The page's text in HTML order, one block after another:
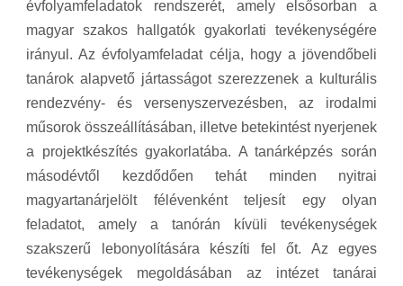
évfolyamfeladatok rendszerét, amely elsősorban a
magyar szakos hallgatók gyakorlati tevékenységére
irányul. Az évfolyamfeladat célja, hogy a jövendőbeli
tanárok alapvető jártasságot szerezzenek a kulturális
rendezvény- és versenyszervezésben, az irodalmi
műsorok összeállításában, illetve betekintést nyerjenek
a projektkészítés gyakorlatába. A tanárképzés során
másodévtől kezdődően tehát minden nyitrai
magyartanárjelölt félévenként teljesít egy olyan
feladatot, amely a tanórán kívüli tevékenységek
szakszerű lebonyolítására készíti fel őt. Az egyes
tevékenységek megoldásában az intézet tanárai